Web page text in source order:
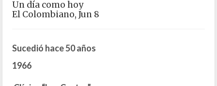
Un día como hoy
El Colombiano, Jun 8
Sucedió hace 50 años
1966